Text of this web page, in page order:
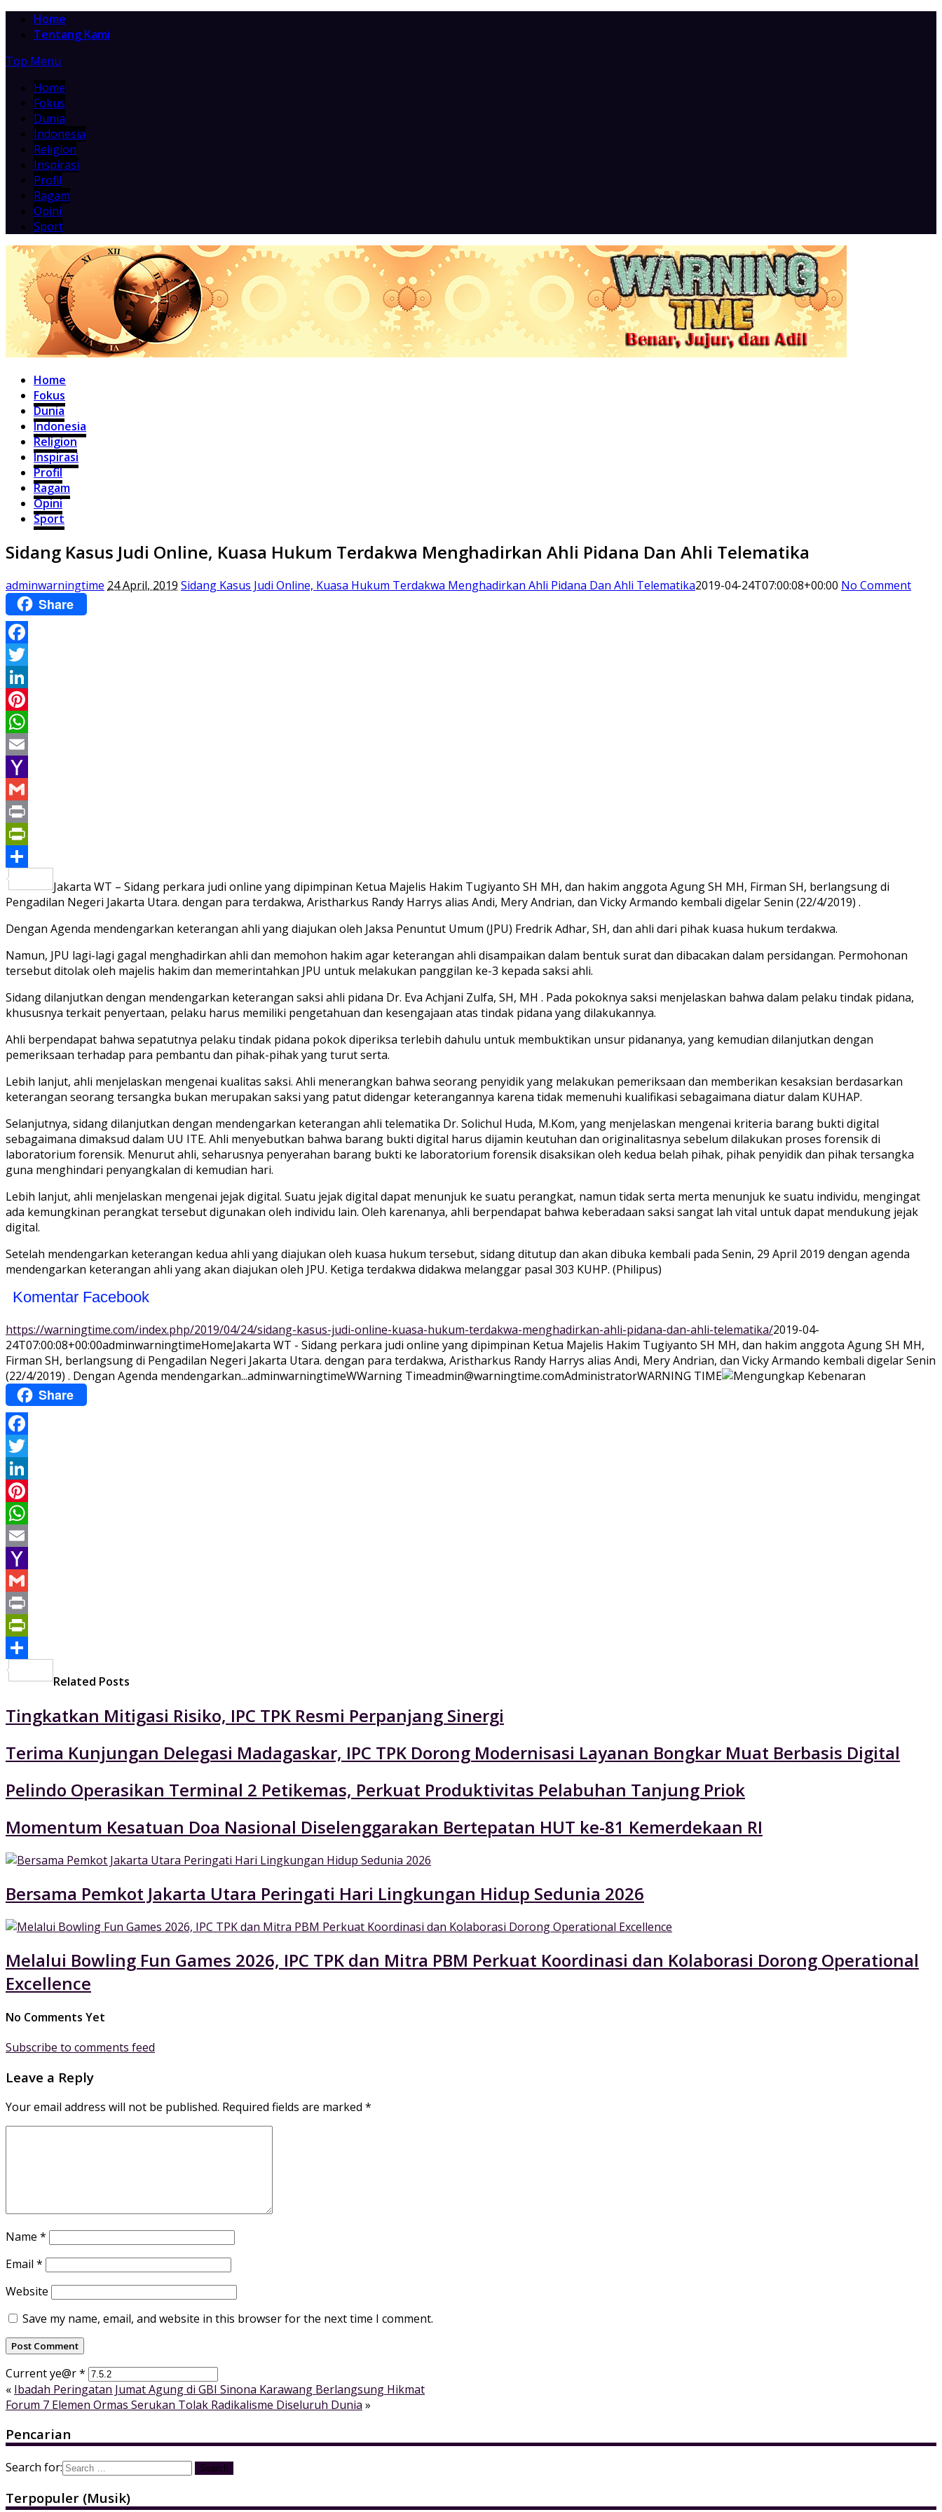
Home
Tentang Kami
Top Menu
Home
Fokus
Dunia
Indonesia
Religion
Inspirasi
Profil
Ragam
Opini
Sport
Home
Fokus
Dunia
Indonesia
Religion
Inspirasi
Profil
Ragam
Opini
Sport
Sidang Kasus Judi Online, Kuasa Hukum Terdakwa Menghadirkan Ahli Pidana Dan Ahli Telematika
adminwarningtime 24 April, 2019 Sidang Kasus Judi Online, Kuasa Hukum Terdakwa Menghadirkan Ahli Pidana Dan Ahli Telematika2019-04-24T07:00:08+00:00 No Comment
Share
Facebook
Twitter
LinkedIn
Pinterest
WhatsApp
Email
Yahoo
Mail
Gmail
Print
PrintFriendly
Share
Jakarta WT – Sidang perkara judi online yang dipimpinan Ketua Majelis Hakim Tugiyanto SH MH, dan hakim anggota Agung SH MH, Firman SH, berlangsung di
Pengadilan Negeri Jakarta Utara. dengan para terdakwa, Aristharkus Randy Harrys alias Andi, Mery Andrian, dan Vicky Armando kembali digelar Senin (22/4/2019) .
Dengan Agenda mendengarkan keterangan ahli yang diajukan oleh Jaksa Penuntut Umum (JPU) Fredrik Adhar, SH, dan ahli dari pihak kuasa hukum terdakwa.
Namun, JPU lagi-lagi gagal menghadirkan ahli dan memohon hakim agar keterangan ahli disampaikan dalam bentuk surat dan dibacakan dalam persidangan. Permohonan
tersebut ditolak oleh majelis hakim dan memerintahkan JPU untuk melakukan panggilan ke-3 kepada saksi ahli.
Sidang dilanjutkan dengan mendengarkan keterangan saksi ahli pidana Dr. Eva Achjani Zulfa, SH, MH . Pada pokoknya saksi menjelaskan bahwa dalam pelaku tindak pidana,
khususnya terkait penyertaan, pelaku harus memiliki pengetahuan dan kesengajaan atas tindak pidana yang dilakukannya.
Ahli berpendapat bahwa sepatutnya pelaku tindak pidana pokok diperiksa terlebih dahulu untuk membuktikan unsur pidananya, yang kemudian dilanjutkan dengan
pemeriksaan terhadap para pembantu dan pihak-pihak yang turut serta.
Lebih lanjut, ahli menjelaskan mengenai kualitas saksi. Ahli menerangkan bahwa seorang penyidik yang melakukan pemeriksaan dan memberikan kesaksian berdasarkan
keterangan seorang tersangka bukan merupakan saksi yang patut didengar keterangannya karena tidak memenuhi kualifikasi sebagaimana diatur dalam KUHAP.
Selanjutnya, sidang dilanjutkan dengan mendengarkan keterangan ahli telematika Dr. Solichul Huda, M.Kom, yang menjelaskan mengenai kriteria barang bukti digital
sebagaimana dimaksud dalam UU ITE. Ahli menyebutkan bahwa barang bukti digital harus dijamin keutuhan dan originalitasnya sebelum dilakukan proses forensik di
laboratorium forensik. Menurut ahli, seharusnya penyerahan barang bukti ke laboratorium forensik disaksikan oleh kedua belah pihak, pihak penyidik dan pihak tersangka
guna menghindari penyangkalan di kemudian hari.
Lebih lanjut, ahli menjelaskan mengenai jejak digital. Suatu jejak digital dapat menunjuk ke suatu perangkat, namun tidak serta merta menunjuk ke suatu individu, mengingat
ada kemungkinan perangkat tersebut digunakan oleh individu lain. Oleh karenanya, ahli berpendapat bahwa keberadaan saksi sangat lah vital untuk dapat mendukung jejak
digital.
Setelah mendengarkan keterangan kedua ahli yang diajukan oleh kuasa hukum tersebut, sidang ditutup dan akan dibuka kembali pada Senin, 29 April 2019 dengan agenda
mendengarkan keterangan ahli yang akan diajukan oleh JPU. Ketiga terdakwa didakwa melanggar pasal 303 KUHP. (Philipus)
Komentar Facebook
https://warningtime.com/index.php/2019/04/24/sidang-kasus-judi-online-kuasa-hukum-terdakwa-menghadirkan-ahli-pidana-dan-ahli-telematika/2019-04-
24T07:00:08+00:00adminwarningtimeHomeJakarta WT - Sidang perkara judi online yang dipimpinan Ketua Majelis Hakim Tugiyanto SH MH, dan hakim anggota Agung SH MH,
Firman SH, berlangsung di Pengadilan Negeri Jakarta Utara. dengan para terdakwa, Aristharkus Randy Harrys alias Andi, Mery Andrian, dan Vicky Armando kembali digelar Senin
(22/4/2019) . Dengan Agenda mendengarkan...adminwarningtimeWWarning Timeadmin@warningtime.comAdministratorWARNING TIME
Share
Facebook
Twitter
LinkedIn
Pinterest
WhatsApp
Email
Yahoo
Mail
Gmail
Print
PrintFriendly
Related Posts
Tingkatkan Mitigasi Risiko, IPC TPK Resmi Perpanjang Sinergi
Terima Kunjungan Delegasi Madagaskar, IPC TPK Dorong Modernisasi Layanan Bongkar Muat Berbasis Digital
Pelindo Operasikan Terminal 2 Petikemas, Perkuat Produktivitas Pelabuhan Tanjung Priok
Momentum Kesatuan Doa Nasional Diselenggarakan Bertepatan HUT ke-81 Kemerdekaan RI
Bersama Pemkot Jakarta Utara Peringati Hari Lingkungan Hidup Sedunia 2026
Melalui Bowling Fun Games 2026, IPC TPK dan Mitra PBM Perkuat Koordinasi dan Kolaborasi Dorong Operational
Excellence
No Comments Yet
Subscribe to comments feed
Leave a Reply
Your email address will not be published. Required fields are marked *
Name *
Email *
Website
Save my name, email, and website in this browser for the next time I comment.
Current ye@r*
« Ibadah Peringatan Jumat Agung di GBI Sinona Karawang Berlangsung Hikmat
Forum 7 Elemen Ormas Serukan Tolak Radikalisme Diseluruh Dunia »
Pencarian
Search for:
Terpopuler (Musik)